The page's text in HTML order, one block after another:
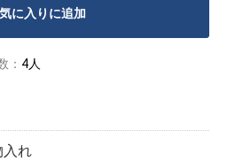
に入りに追加
： 4人
入れ